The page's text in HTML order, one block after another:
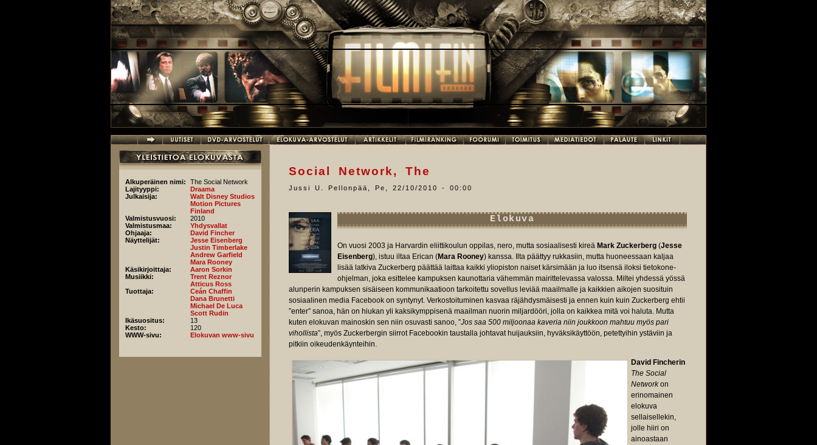
Alkuperäinen nimi:
The Social Network
Lajityyppi:
Draama
Julkaisija:
Walt Disney Studios
Motion Pictures
Finland
Valmistusvuosi:
2010
Valmistusmaa:
Yhdysvallat
Ohjaaja:
David Fincher
Näyttelijät:
Jesse Eisenberg
Justin Timberlake
Andrew Garfield
Mara Rooney
Käsikirjoittaja:
Aaron Sorkin
Musiikki:
Trent Reznor
Atticus Ross
Tuottaja:
Ceán Chaffin
Dana Brunetti
Michael De Luca
Scott Rudin
Ikäsuositus:
13
Kesto:
120
WWW-sivu:
Elokuvan www-sivu
Social Network, The
Jussi U. Pellonpää Pe, 22/10/2010 - 00:00
Elokuva
On vuosi 2003 ja Harvardin eliittikoulun oppilas, nero, mutta sosiaalisesti kireä Mark Zuckerberg (Jesse
Eisenberg), istuu iltaa Erican (Mara Rooney) kanssa. Ilta päättyy rukkasiin, mutta huoneessaan kaljaa
lisää latkiva Zuckerberg päättää laittaa kaikki yliopiston naiset kärsimään ja luo itsensä iloksi tietokone-
ohjelman, joka esittelee kampuksen kaunottaria vähemmän mairittelevassa valossa. Miltei yhdessä yössä
alunperin kampuksen sisäiseen kommunikaatioon tarkoitettu sovellus leviää maailmalle ja kaikkien aikojen suosituin
sosiaalinen media Facebook on syntynyt. Verkostoituminen kasvaa räjähdysmäisesti ja ennen kuin kuin Zuckerberg ehtii
”enter” sanoa, hän on hiukan yli kaksikymppisenä maailman nuorin miljardööri, jolla on kaikkea mitä voi haluta. Mutta
kuten elokuvan mainoskin sen niin osuvasti sanoo, ”Jos saa 500 miljoonaa kaveria niin joukkoon mahtuu myös pari
vihollista”, myös Zuckerbergin siirrot Facebookin taustalla johtavat huijauksiin, hyväksikäyttöön, petettyihin ystäviin ja
pitkiin oikeudenkäynteihin.
David Fincherin
The Social
Networkon
erinomainen
elokuva
sellaisellekin,
jolle hiiri on
ainoastaan